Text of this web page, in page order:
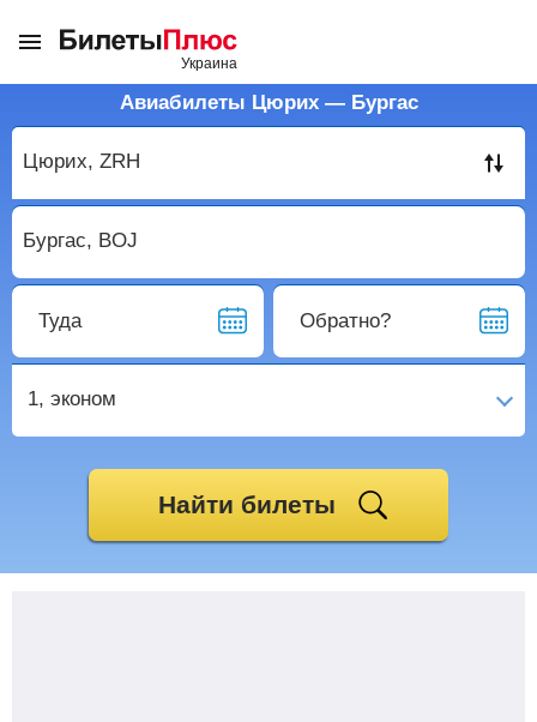
Авиабилеты Цюрих — Бургас
Туда Обратно?
1, эконом
Найти билеты